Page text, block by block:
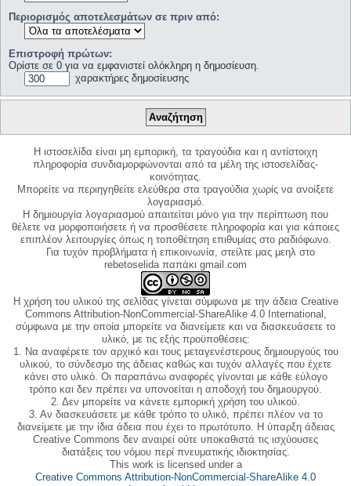
Περιορισμός αποτελεσμάτων σε πριν από:
Επιστροφή πρώτων:
Ορίστε σε 0 για να εμφανιστεί ολόκληρη η δημοσίευση.
χαρακτήρες δημοσίευσης
Η ιστοσελίδα είναι μη εμπορική, τα τραγούδια και η αντίστοιχη
πληροφορία συνδιαμορφώνονται από τα μέλη της ιστοσελίδας-
κοινότητας.
Μπορείτε να περιηγηθείτε ελεύθερα στα τραγούδια χωρίς να ανοίξετε
λογαριασμό.
Η δημιουργία λογαριασμού απαιτείται μόνο για την περίπτωση που
θέλετε να μορφοποιήσετε ή να προσθέσετε πληροφορία και για κάποιες
επιπλέον λειτουργίες όπως η τοποθέτηση επιθυμίας στο ραδιόφωνο.
Για τυχόν προβλήματα ή επικοινωνία, στείλτε μας μεηλ στο
rebetoselida παπάκι gmail.com
Η χρήση του υλικού της σελίδας γίνεται σύμφωνα με την άδεια Creative
Commons Attribution-NonCommercial-ShareAlike 4.0 International,
σύμφωνα με την οποία μπορείτε να διανείμετε και να διασκευάσετε το
υλικό, με τις εξής προϋποθέσεις:
1. Να αναφέρετε τον αρχικό και τους μεταγενέστερους δημιουργούς του
υλικού, το σύνδεσμο της άδειας καθώς και τυχόν αλλαγές που έχετε
κάνει στο υλικό. Οι παραπάνω αναφορές γίνονται με κάθε εύλογο
τρόπο και δεν πρέπει να υπονοείται η αποδοχή του δημιουργού.
2. Δεν μπορείτε να κάνετε εμπορική χρήση του υλικού.
3. Αν διασκευάσετε με κάθε τρόπο το υλικό, πρέπει πλέον να το
διανείμετε με την ίδια άδεια που έχει το πρωτότυπο. Η ύπαρξη άδειας
Creative Commons δεν αναιρεί ούτε υποκαθιστά τις ισχύουσες
διατάξεις του νόμου περί πνευματικής ιδιοκτησίας.
This work is licensed under a
Creative Commons Attribution-NonCommercial-ShareAlike 4.0